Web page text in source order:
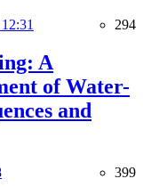
294
A
of Water-
and
399